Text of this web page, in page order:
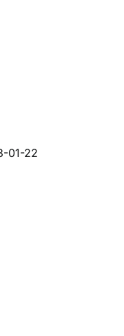
01-22